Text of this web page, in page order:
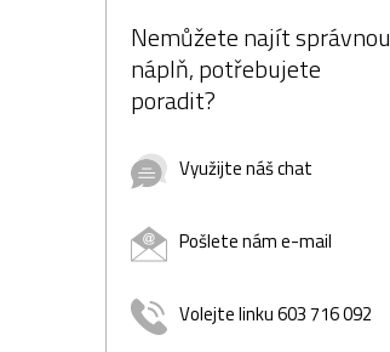
Nemůžete najít správnou
náplň, potřebujete
poradit?
Využijte náš chat
Pošlete nám e-mail
Volejte linku 603 716 092